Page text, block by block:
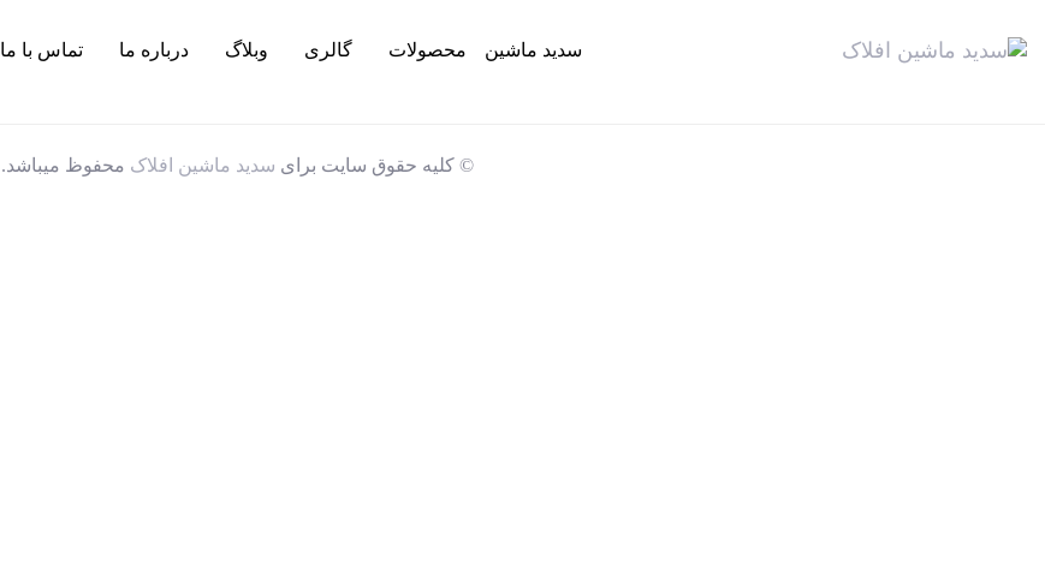
سدید ماشین محصولات گالری وبلاگ درباره ما تماس با ما
© کلیه حقوق سایت برای سدید ماشین افلاک محفوظ میباشد.